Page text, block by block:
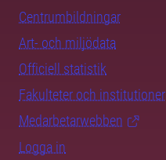
Centrumbildningar
Art- och miljödata
Officiell statistik
Fakulteter och institutioner
Medarbetarwebben
Logga in